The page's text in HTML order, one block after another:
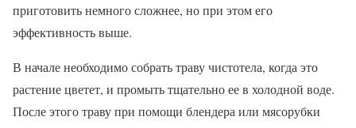
приготовить немного сложнее, но при этом его
эффективность выше.
В начале необходимо собрать траву чистотела, когда это
растение цветет, и промыть тщательно ее в холодной воде.
После этого траву при помощи блендера или мясорубки